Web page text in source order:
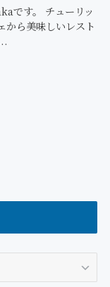
です。 チューリッ
から美味しいレスト